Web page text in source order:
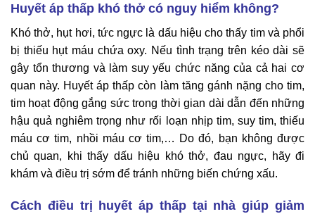
Huyết áp thấp khó thở có nguy hiểm không?
Khó thở, hụt hơi, tức ngực là dấu hiệu cho thấy tim và phổi
bị thiếu hụt máu chứa oxy. Nếu tình trạng trên kéo dài sẽ
gây tổn thương và làm suy yếu chức năng của cả hai cơ
quan này. Huyết áp thấp còn làm tăng gánh nặng cho tim,
tim hoạt động gắng sức trong thời gian dài dẫn đến những
hậu quả nghiêm trọng như rối loạn nhịp tim, suy tim, thiếu
máu cơ tim, nhồi máu cơ tim,… Do đó, bạn không được
chủ quan, khi thấy dấu hiệu khó thở, đau ngực, hãy đi
khám và điều trị sớm để tránh những biến chứng xấu.
Cách điều trị huyết áp thấp tại nhà giúp giảm